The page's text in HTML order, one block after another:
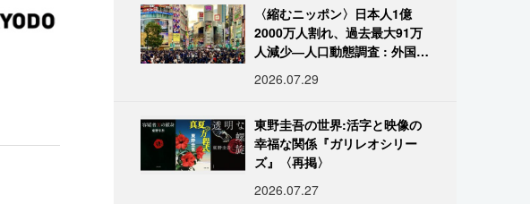
〈縮むニッポン〉日本人1億
2000万人割れ、過去最大91万
人減少―人口動態調査 : 外国人
2026.07.29
東野圭吾の世界:活字と映像の
幸福な関係『ガリレオシリー
ズ』〈再掲〉
2026.07.27